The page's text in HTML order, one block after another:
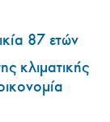
87 ετών
κλιματικής